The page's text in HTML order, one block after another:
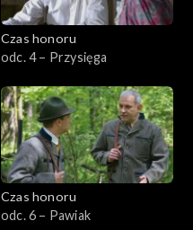
Czas honoru
odc. 4 – Przysięga
Czas honoru
odc. 6 – Pawiak